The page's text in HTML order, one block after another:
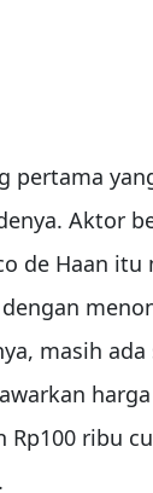
pertama
Aktor
de Haan
masih ada
Rp100 ribu